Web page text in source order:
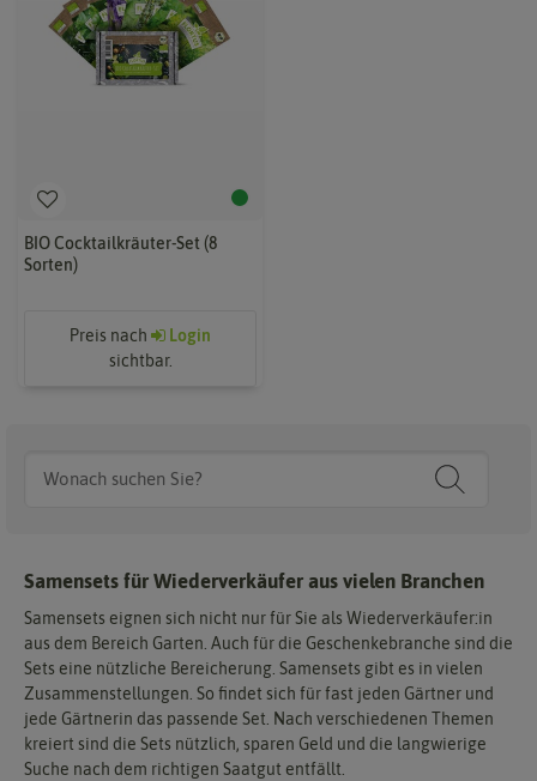
BIO Cocktailkräuter-Set (8
Sorten)
Preis nach
Login
sichtbar.
Samensets für Wiederverkäufer aus vielen Branchen
Samensets eignen sich nicht nur für Sie als Wiederverkäufer:in
aus dem Bereich Garten. Auch für die Geschenkebranche sind die
Sets eine nützliche Bereicherung. Samensets gibt es in vielen
Zusammenstellungen. So findet sich für fast jeden Gärtner und
jede Gärtnerin das passende Set. Nach verschiedenen Themen
kreiert sind die Sets nützlich, sparen Geld und die langwierige
Suche nach dem richtigen Saatgut entfällt.